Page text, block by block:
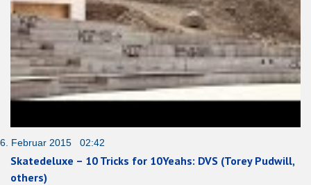
6. Februar 2015 02:42
Skatedeluxe – 10 Tricks for 10Yeahs: DVS (Torey Pudwill,
others)